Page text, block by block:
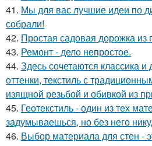
41. Мы для вас лучшие идеи по
собрали!
42. Простая садовая дорожка из
43. Ремонт - дело непростое.
44. Здесь сочетаются классика
оттенки, текстиль с
изящной резьбой и обивкой из
45. Геотекстиль - один из тех
задумываешься, но без него
46. Выбор материала для стен -